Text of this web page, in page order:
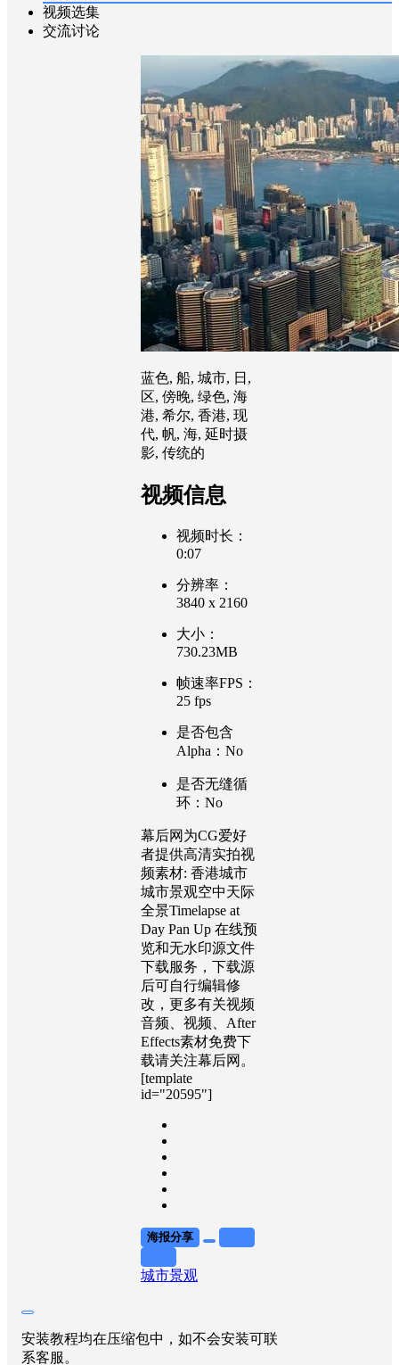
视频选集
交流讨论
蓝色, 船, 城市, 日,
区, 傍晚, 绿色, 海
港, 希尔, 香港, 现
代, 帆, 海, 延时摄
影, 传统的
视频信息
视频时长：
0:07
分辨率：
3840 x 2160
大小：
730.23MB
帧速率FPS：
25 fps
是否包含
Alpha：No
是否无缝循
环：No
幕后网为CG爱好
者提供高清实拍视
频素材: 香港城市
城市景观空中天际
全景Timelapse at
Day Pan Up 在线预
览和无水印源文件
下载服务，下载源
后可自行编辑修
改，更多有关视频
音频、视频、After
Effects素材免费下
载请关注幕后网。
[template
id="20595"]
海报分享
城市景观
安装教程均在压缩包中，如不会安装可联
系客服。